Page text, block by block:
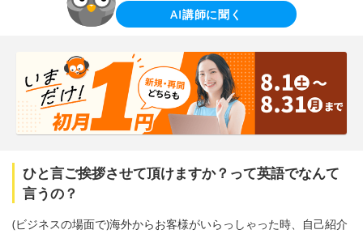
AI講師に聞く
ひと言ご挨拶させて頂けますか？って英語でなんて
言うの？
(ビジネスの場面で)海外からお客様がいらっしゃった時、自己紹介